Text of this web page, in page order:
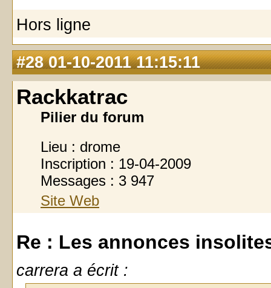
Hors ligne
#28 01-10-2011 11:15:11
Rackkatrac
Pilier du forum
Lieu : drome
Inscription : 19-04-2009
Messages : 3 947
Site Web
Re : Les annonces
carrera a écrit :